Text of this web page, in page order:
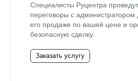
Специалисты Руцентра проведут
переговоры с
его продаже по вашей цене и
безопасную сделку.
Заказать услугу